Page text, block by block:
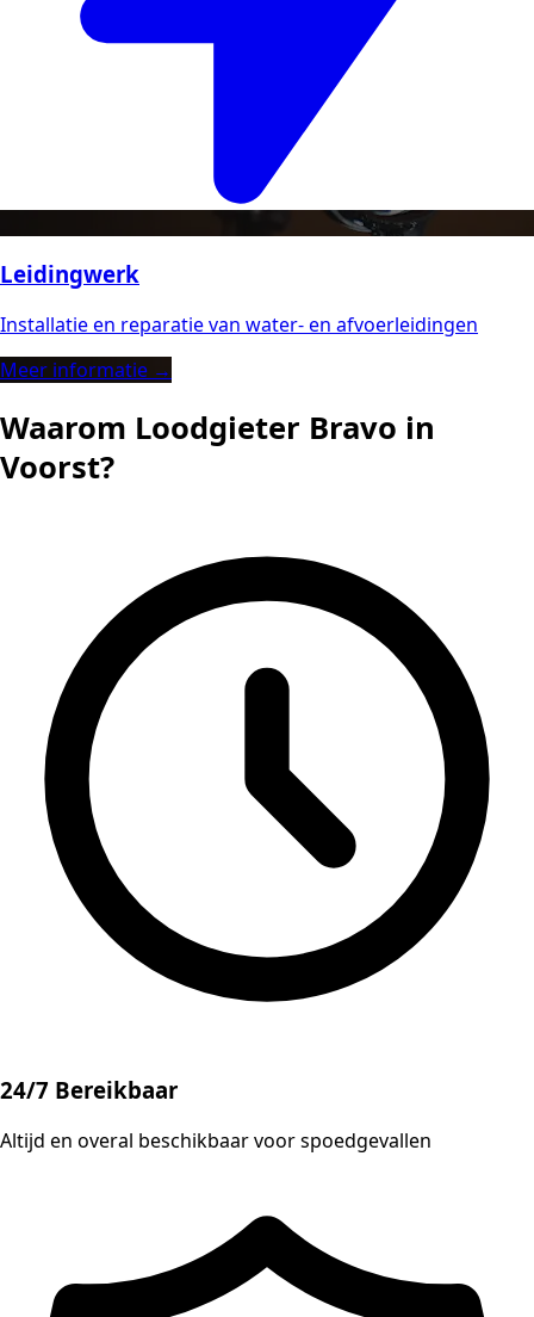
Leidingwerk
Installatie en reparatie van water- en afvoerleidingen
Meer informatie →
Waarom Loodgieter Bravo in
Voorst?
24/7 Bereikbaar
Altijd en overal beschikbaar voor spoedgevallen